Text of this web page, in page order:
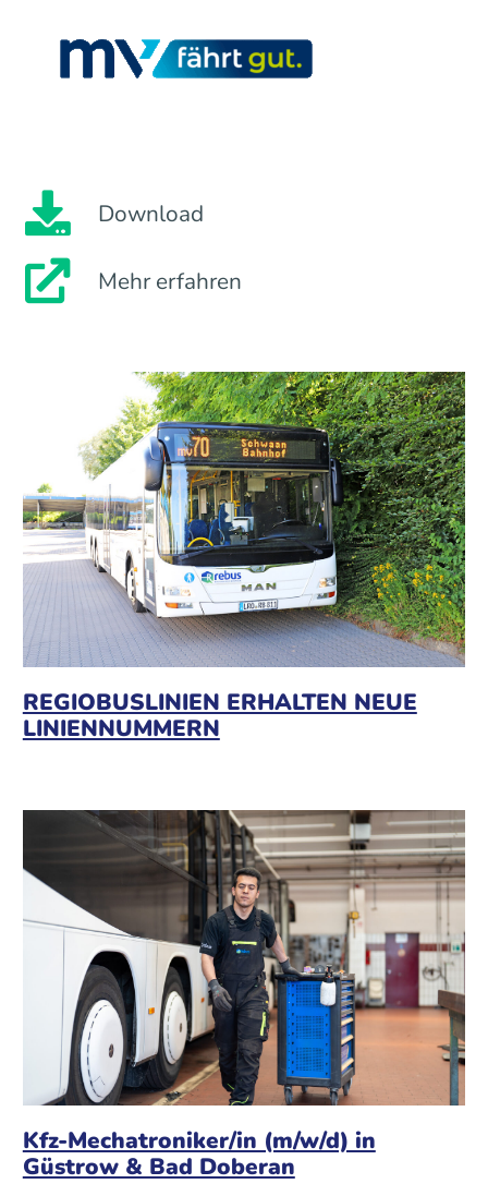
Download
Mehr erfahren
REGIOBUSLINIEN ERHALTEN NEUE
LINIENNUMMERN
Kfz-Mechatroniker/in (m/w/d) in
Güstrow & Bad Doberan